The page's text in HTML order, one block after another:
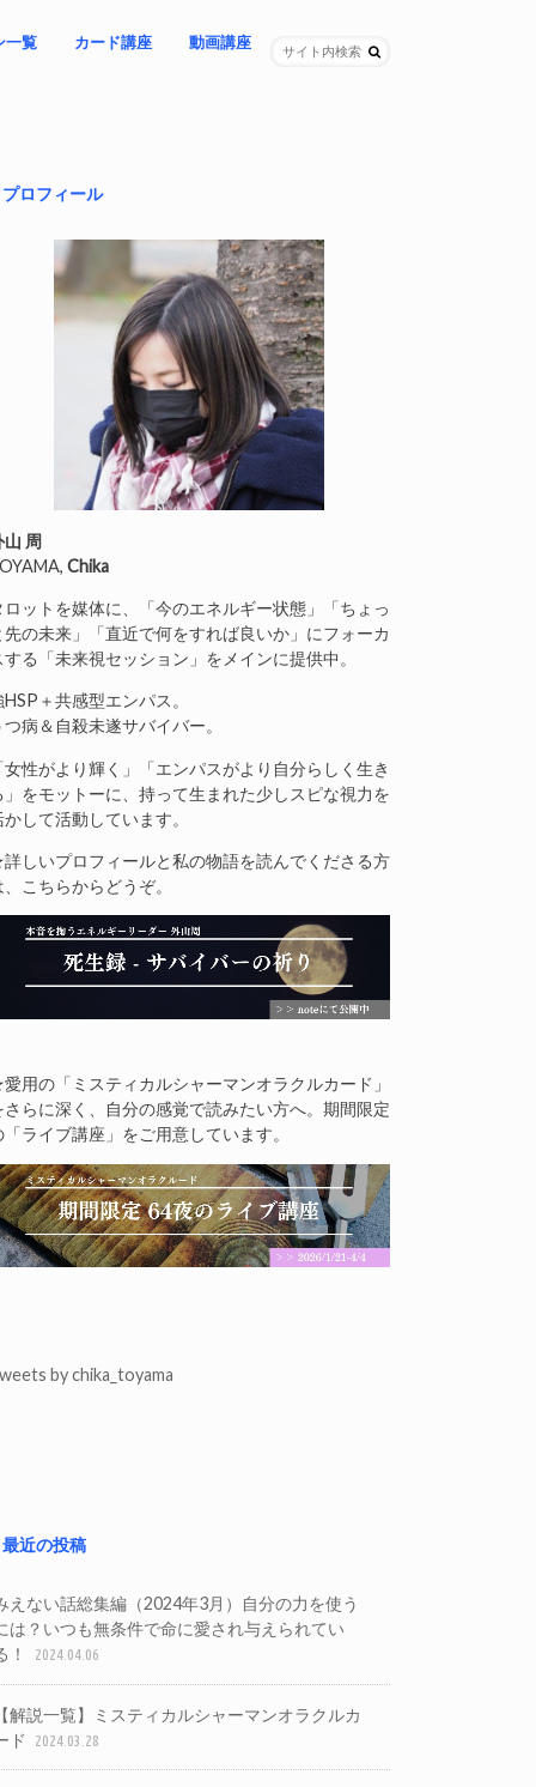
一覧 カード講座 動画講座
プロフィール
山 周
Chika
ロットを媒体に、「今のエネルギー状態」「ちょっ
先の未来」「直近で何をすれば良いか」にフォーカ
する「未来視セッション」をメインに提供中。
HSP＋共感型エンパス。
つ病＆自殺未遂サバイバー。
女性がより輝く」「エンパスがより自分らしく生き
」をモットーに、持って生まれた少しスピな視力を
かして活動しています。
しいプロフィールと私の物語を読んでくださる方
、こちらからどうぞ。
用の「ミスティカルシャーマンオラクルカード」
さらに深く、自分の感覚で読みたい方へ。期間限定
「ライブ講座」をご用意しています。
by chika_toyama
最近の投稿
えない話総集編（2024年3月）自分の力を使う
は？いつも無条件で命に愛され与えられてい
！
2024.04.06
解説一覧】ミスティカルシャーマンオラクルカ
ド
2024.03.28